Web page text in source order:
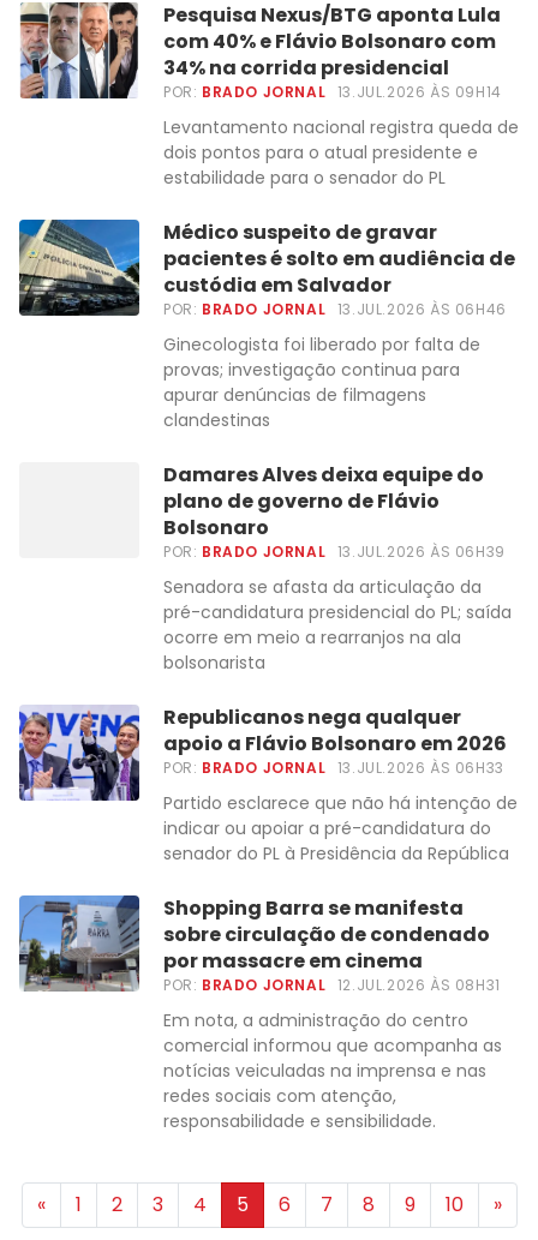
Pesquisa Nexus/BTG aponta Lula
com 40% e Flávio Bolsonaro com
34% na corrida presidencial
POR: BRADO JORNAL 13.JUL.2026 ÀS 09H14
Levantamento nacional registra queda de
dois pontos para o atual presidente e
estabilidade para o senador do PL
Médico suspeito de gravar
pacientes é solto em audiência de
custódia em Salvador
POR: BRADO JORNAL 13.JUL.2026 ÀS 06H46
Ginecologista foi liberado por falta de
provas; investigação continua para
apurar denúncias de filmagens
clandestinas
Damares Alves deixa equipe do
plano de governo de Flávio
Bolsonaro
POR: BRADO JORNAL 13.JUL.2026 ÀS 06H39
Senadora se afasta da articulação da
pré-candidatura presidencial do PL; saída
ocorre em meio a rearranjos na ala
bolsonarista
Republicanos nega qualquer
apoio a Flávio Bolsonaro em 2026
POR: BRADO JORNAL 13.JUL.2026 ÀS 06H33
Partido esclarece que não há intenção de
indicar ou apoiar a pré-candidatura do
senador do PL à Presidência da República
Shopping Barra se manifesta
sobre circulação de condenado
por massacre em cinema
POR: BRADO JORNAL 12.JUL.2026 ÀS 08H31
Em nota, a administração do centro
comercial informou que acompanha as
notícias veiculadas na imprensa e nas
redes sociais com atenção,
responsabilidade e sensibilidade.
« 1 2 3 4 5 6 7 8 9 10 »